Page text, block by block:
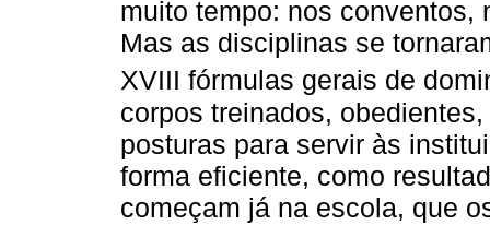
muito tempo: nos conventos,
Mas as disciplinas se
XVIII fórmulas gerais de
corpos treinados,
posturas para servir às
forma eficiente, como
começam já na escola, que